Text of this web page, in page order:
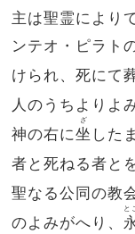
主は聖霊により
ンテオ・ピラト
けられ、死にて
人のうちよりよ
神の右に坐
ざ
した
者と死ねる者と
聖なる公同の教
のよみがへり、
と